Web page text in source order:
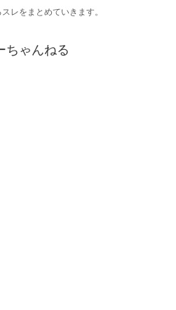
レをまとめていきます。
ちゃんねる